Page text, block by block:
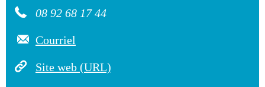
08 92 68 17 44
Courriel
Site web (URL)